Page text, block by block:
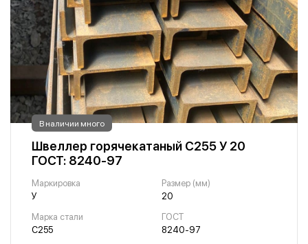
В наличии много
Швеллер горячекатаный С255 У 20
ГОСТ: 8240-97
Маркировка
У
Размер (мм)
20
Марка стали
С255
ГОСТ
8240-97